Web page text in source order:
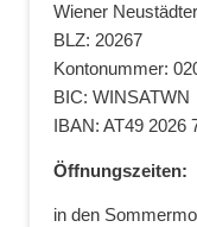
Wiener
BLZ: 20267
Kontonummer:
BIC: WINSATWN
IBAN: AT49 2026
Öffnungszeiten:
in den